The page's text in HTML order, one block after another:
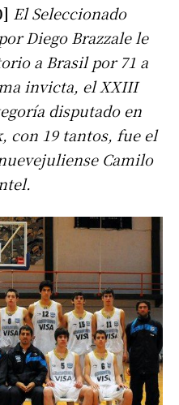
El Seleccionado
Diego Brazzale le
a Brasil por 71 a
invicta, el XXIII
disputado en
con 19 tantos, fue el
Camilo